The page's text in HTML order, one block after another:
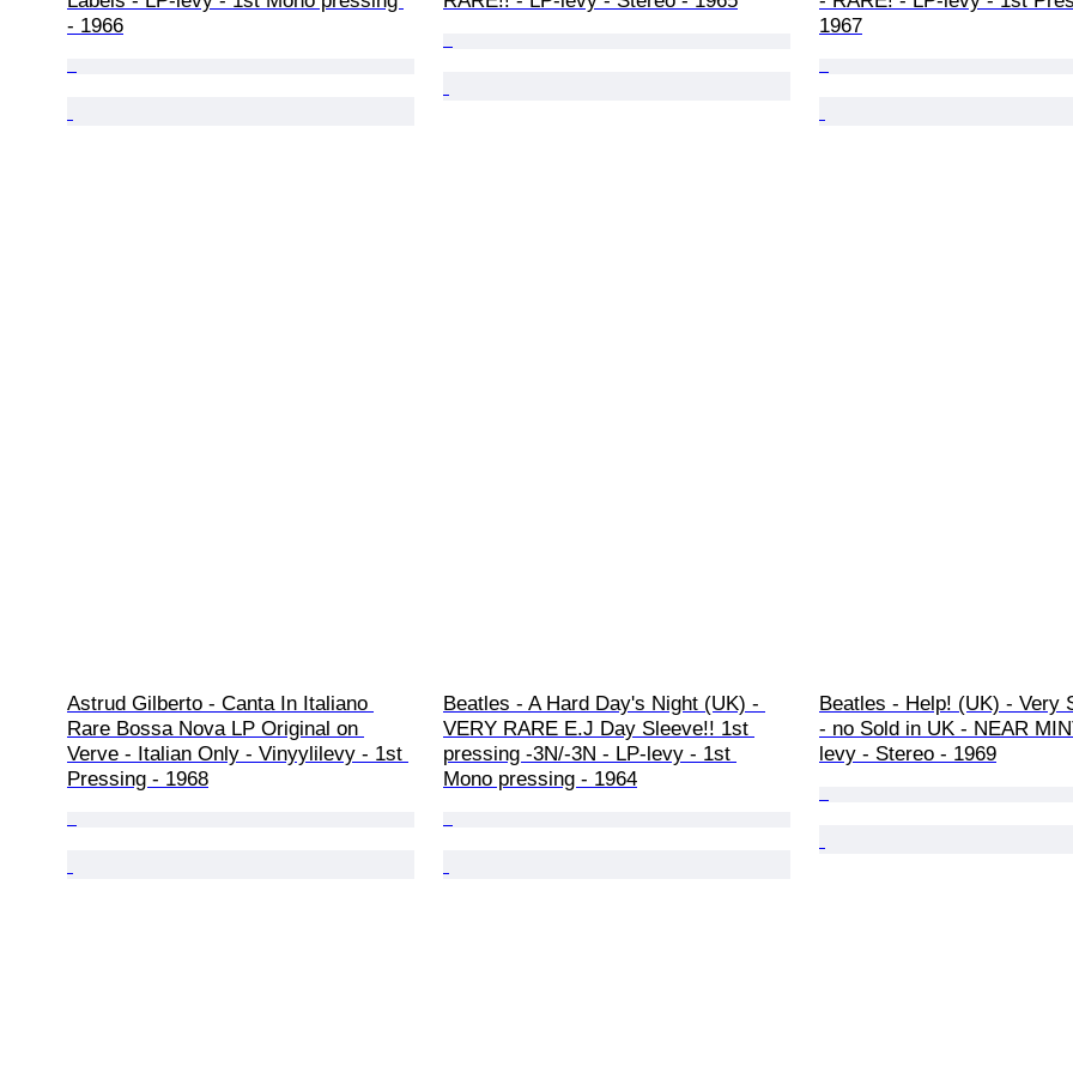
- 1966
1967
Astrud Gilberto - Canta In Italiano
Rare Bossa Nova LP Original on
Verve - Italian Only - Vinyylilevy - 1st
Pressing - 1968
Beatles - A Hard Day's Night (UK) -
VERY RARE E.J Day Sleeve!! 1st
pressing -3N/-3N - LP-levy - 1st
Mono pressing - 1964
Beatles - Help! (UK) - Very
- no Sold in UK - NEAR
levy - Stereo - 1969